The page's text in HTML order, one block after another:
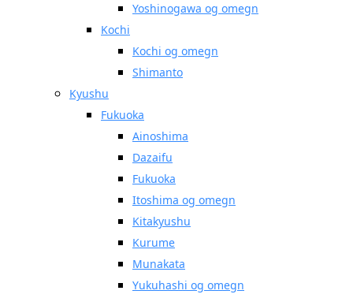
Yoshinogawa og omegn
Kochi
Kochi og omegn
Shimanto
Kyushu
Fukuoka
Ainoshima
Dazaifu
Fukuoka
Itoshima og omegn
Kitakyushu
Kurume
Munakata
Yukuhashi og omegn